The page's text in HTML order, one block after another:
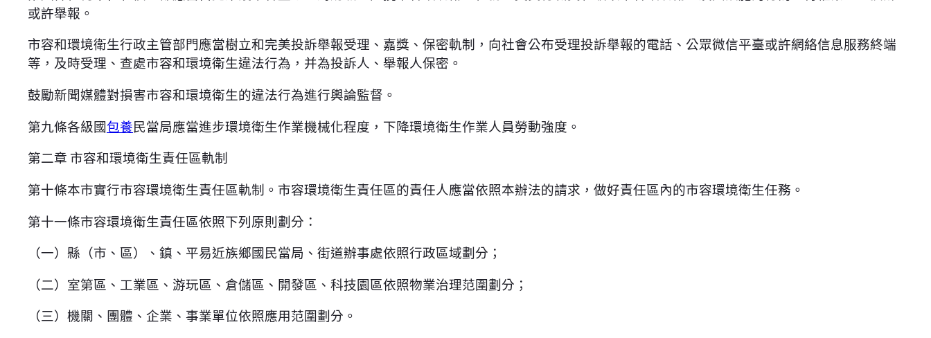
或許舉報。
市容和環境衛生行政主管部門應當樹立和完美投訴舉報受理、嘉獎、保密軌制，向社會公布受理投訴舉報的電話、公眾微信平臺或許網絡信息服務終端
等，及時受理、查處市容和環境衛生違法行為，并為投訴人、舉報人保密。
鼓勵新聞媒體對損害市容和環境衛生的違法行為進行輿論監督。
第九條各級國包養民當局應當進步環境衛生作業機械化程度，下降環境衛生作業人員勞動強度。
第二章 市容和環境衛生責任區軌制
第十條本市實行市容環境衛生責任區軌制。市容環境衛生責任區的責任人應當依照本辦法的請求，做好責任區內的市容環境衛生任務。
第十一條市容環境衛生責任區依照下列原則劃分：
（一）縣（市、區）、鎮、平易近族鄉國民當局、街道辦事處依照行政區域劃分；
（二）室第區、工業區、游玩區、倉儲區、開發區、科技園區依照物業治理范圍劃分；
（三）機關、團體、企業、事業單位依照應用范圍劃分。